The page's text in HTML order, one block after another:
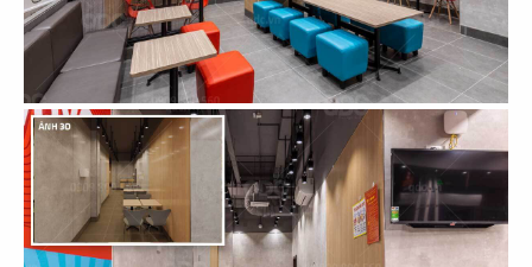
YUE QIAN HUI
Landmark 6
YUE QIAN HUI
CN Phú Mỹ Hưng - Q.7
137
LUK DING KI
138
LUK DING KI